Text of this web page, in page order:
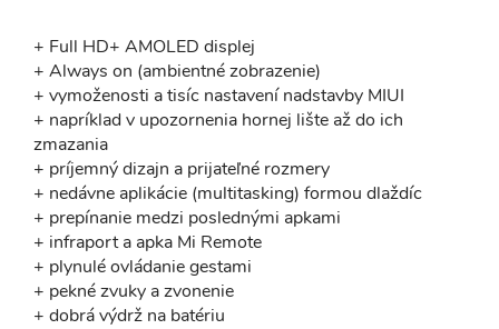
+ Full HD+ AMOLED displej
+ Always on (ambientné zobrazenie)
+ vymoženosti a tisíc nastavení nadstavby MIUI
+ napríklad v upozornenia hornej lište až do ich
zmazania
+ príjemný dizajn a prijateľné rozmery
+ nedávne aplikácie (multitasking) formou dlaždíc
+ prepínanie medzi poslednými apkami
+ infraport a apka Mi Remote
+ plynulé ovládanie gestami
+ pekné zvuky a zvonenie
+ dobrá výdrž na batériu